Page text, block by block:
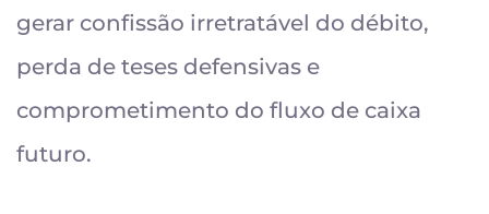
gerar confissão irretratável do débito,
perda de teses defensivas e
comprometimento do fluxo de caixa
futuro.